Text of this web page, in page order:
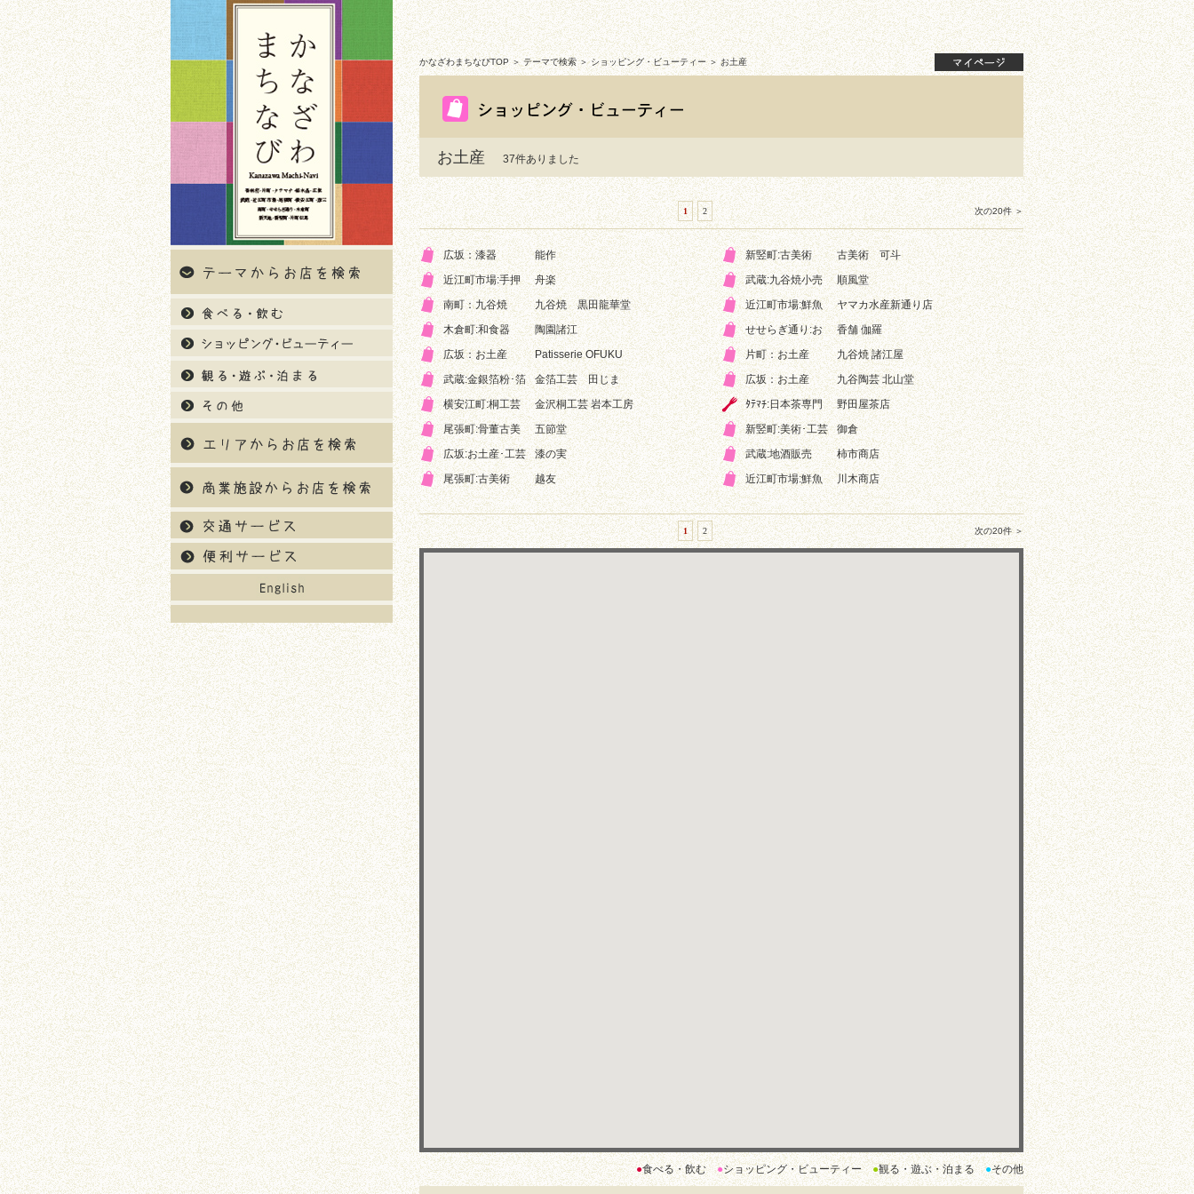
かなざわまちなびTOP＞ テーマで検索 ＞ ショッピング・ビューティー ＞ お土産
お土産 37件ありました
次の20件 ＞
1 2
広坂：漆器
能作
近江町市場:手押
舟楽
南町：九谷焼
九谷焼 黒田龍華堂
木倉町:和食器
陶園諸江
広坂：お土産
Patisserie OFUKU
武蔵:金銀箔粉･箔
金箔工芸 田じま
横安江町:桐工芸
金沢桐工芸 岩本工房
尾張町:骨董古美
五節堂
広坂:お土産･工芸
漆の実
尾張町:古美術
越友
新竪町:古美術
古美術 可斗
武蔵:九谷焼小売
順風堂
近江町市場:鮮魚
ヤマカ水産新通り店
せせらぎ通り:お
香舗 伽羅
片町：お土産
九谷焼 諸江屋
広坂：お土産
九谷陶芸 北山堂
ﾀﾃﾏﾁ:日本茶専門
野田屋茶店
新竪町:美術･工芸
御倉
武蔵:地酒販売
柿市商店
近江町市場:鮮魚
川木商店
次の20件 ＞
1 2
●食べる・飲む●ショッピング・ビューティー●観る・遊ぶ・泊まる●その他